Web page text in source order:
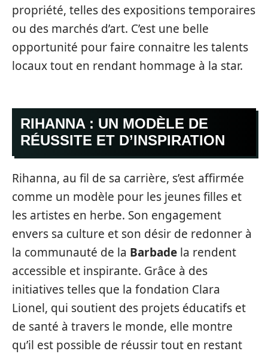
propriété, telles des expositions temporaires
ou des marchés d’art. C’est une belle
opportunité pour faire connaitre les talents
locaux tout en rendant hommage à la star.
RIHANNA : UN MODÈLE DE
RÉUSSITE ET D’INSPIRATION
Rihanna, au fil de sa carrière, s’est affirmée
comme un modèle pour les jeunes filles et
les artistes en herbe. Son engagement
envers sa culture et son désir de redonner à
la communauté de la Barbade la rendent
accessible et inspirante. Grâce à des
initiatives telles que la fondation Clara
Lionel, qui soutient des projets éducatifs et
de santé à travers le monde, elle montre
qu’il est possible de réussir tout en restant